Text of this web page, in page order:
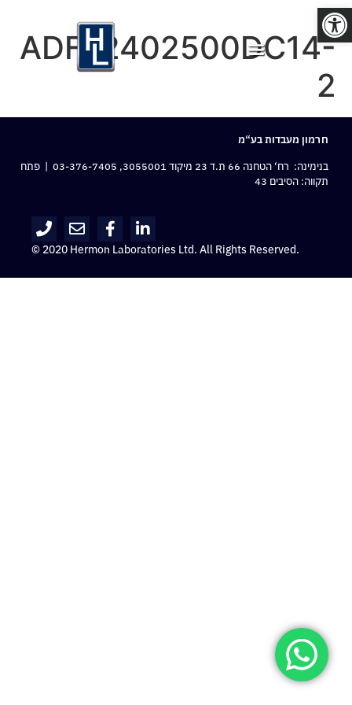
פתח סרגל נגישות
ADFF2402500DC14-
2
חרמון מעבדות בע“מ
בנימינה: רח‘ הטחנה 66 ת.ד 23 מיקוד 3055001,
03-376-7405 | פתח
תקווה: הסיבים 43
© 2020 Hermon Laboratories Ltd. All Rights Reserved.